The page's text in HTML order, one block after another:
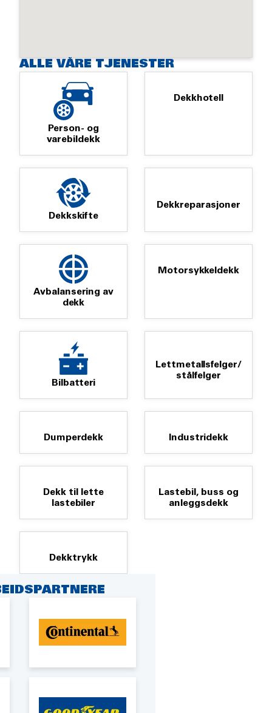
ALLE VÅRE TJENESTER
Person- og
varebildekk
Dekkhotell
Dekkskifte
Dekkreparasjoner
Avbalansering av
dekk
Motorsykkeldekk
Bilbatteri
Lettmetallsfelger/
stålfelger
Dumperdekk Industridekk
Dekk til lette
lastebiler
Lastebil, buss og
anleggsdekk
Dekktrykk